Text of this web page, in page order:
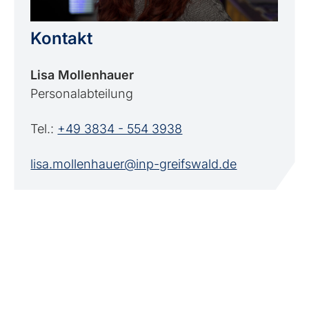
Kontakt
Lisa Mollenhauer
Personalabteilung
Tel.: +49 3834 - 554 3938
lisa.mollenhauer@inp-greifswald.de